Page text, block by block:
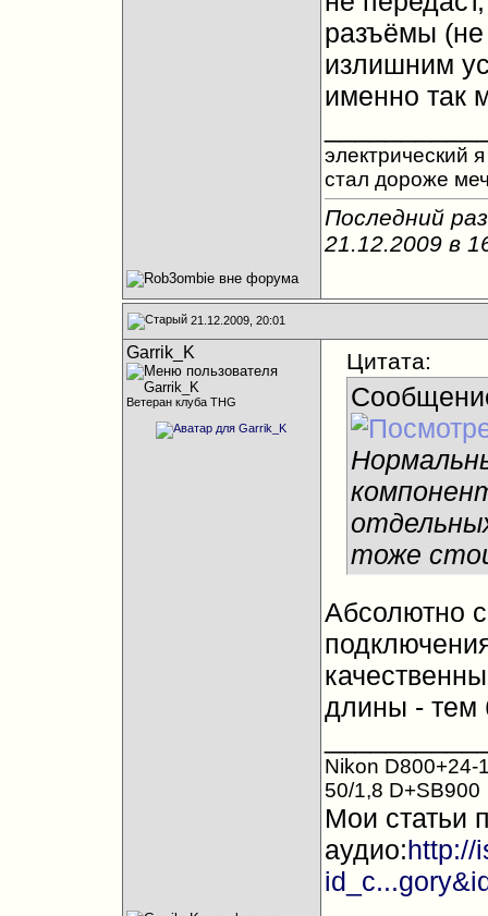
разъёмы
излишним
именно так
электрический
стал дороже
Последний
21.12.2009 в
21.12.2009, 20:01
Garrik_K
Ветеран клуба THG
Цитата:
тоже
Абсолютно
длины - тем
Nikon D800+24-
50/1,8 D+SB900
Мои статьи
аудио:http://